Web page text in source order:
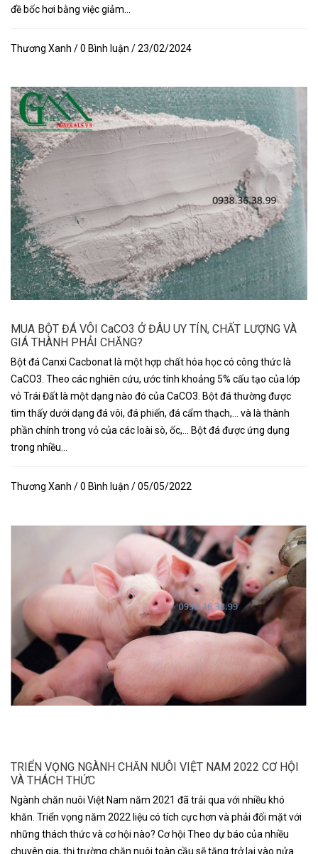
đề bốc hơi bằng việc giảm...
Thương Xanh / 0 Bình luận / 23/02/2024
MUA BỘT ĐÁ VÔI CaCO3 Ở ĐÂU UY TÍN, CHẤT LƯỢNG VÀ
GIÁ THÀNH PHẢI CHĂNG?
Bột đá Canxi Cacbonat là một hợp chất hóa học có công thức là
CaCO3. Theo các nghiên cứu, ước tính khoảng 5% cấu tạo của lớp
vỏ Trái Đất là một dạng nào đó của CaCO3. Bột đá thường được
tìm thấy dưới dạng đá vôi, đá phiến, đá cẩm thạch,... và là thành
phần chính trong vỏ của các loài sò, ốc,... Bột đá được ứng dụng
trong nhiều...
Thương Xanh / 0 Bình luận / 05/05/2022
TRIỂN VỌNG NGÀNH CHĂN NUÔI VIỆT NAM 2022 CƠ HỘI
VÀ THÁCH THỨC
Ngành chăn nuôi Việt Nam năm 2021 đã trải qua với nhiều khó
khăn. Triển vọng năm 2022 liệu có tích cực hơn và phải đối mặt với
những thách thức và cơ hội nào? Cơ hội Theo dự báo của nhiều
chuyên gia, thị trường chăn nuôi toàn cầu sẽ tăng trở lại vào nửa